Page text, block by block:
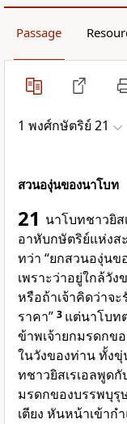
Passage
1 พงศ์กษัตริย์ 21
สวนองุ่นของนาโบท
21 นาโบทชาวยิส
อาหับกษัตริย์แห่งส
ทว่า “ยกสวนองุ่นข
เพราะว่าอยู่ใกล้วั
หรือถ้าเจ้าคิดว่าจะ
ราคา” 3 แต่นาโบท
ข้าพเจ้ายกมรดกข
ในวังของท่าน ทั้งขุ่
ทชาวยิสเรเอลพูดกั
มรดกของบรรพบุรุ
เตียง หันหน้าเข้าก